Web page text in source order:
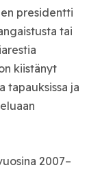
presidentti
tai
kiistänyt
tapauksissa ja
2007–